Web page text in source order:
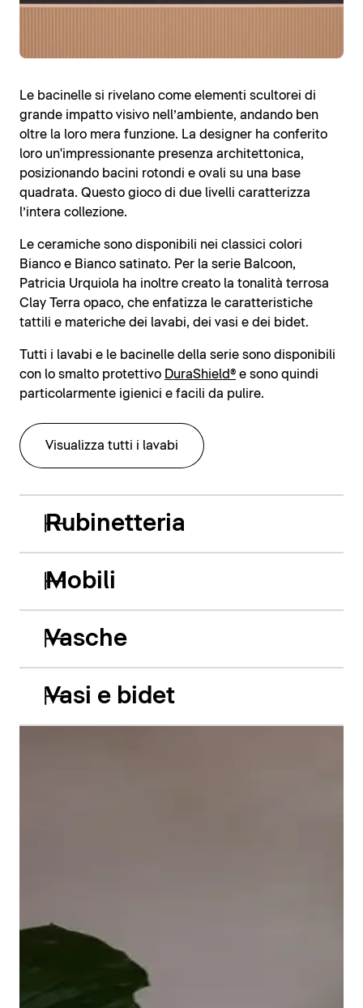
Le bacinelle si rivelano come elementi scultorei di
grande impatto visivo nell’ambiente, andando ben
oltre la loro mera funzione. La designer ha conferito
loro un'impressionante presenza architettonica,
posizionando bacini rotondi e ovali su una base
quadrata. Questo gioco di due livelli caratterizza
l’intera collezione.
Le ceramiche sono disponibili nei classici colori
Bianco e Bianco satinato. Per la serie Balcoon,
Patricia Urquiola ha inoltre creato la tonalità terrosa
Clay Terra opaco, che enfatizza le caratteristiche
tattili e materiche dei lavabi, dei vasi e dei bidet.
Tutti i lavabi e le bacinelle della serie sono disponibili
con lo smalto protettivo DuraShield® e sono quindi
particolarmente igienici e facili da pulire.
Visualizza tutti i lavabi
Rubinetteria
Mobili
Vasche
Le vasche da incasso in acrilico Balcoon riprendono
abilmente il gioco di due livelli e presentano due
caratteristiche estetiche di grande impatto: il bordo
Vasi e bidet